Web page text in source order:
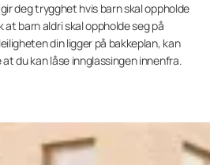
deg trygghet hvis barn skal oppholde
at barn aldri skal oppholde seg på
din ligger på bakkeplan, kan
du kan låse innglassingen innenfra.